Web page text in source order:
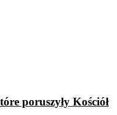
poruszyły Kościół